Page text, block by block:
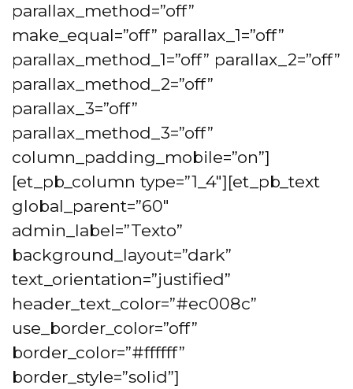
parallax_method=”off”
make_equal=”off” parallax_1=”off”
parallax_method_1=”off” parallax_2=”off”
parallax_method_2=”off”
parallax_3=”off”
parallax_method_3=”off”
column_padding_mobile=”on”]
[et_pb_column type=”1_4″][et_pb_text
global_parent=”60″
admin_label=”Texto”
background_layout=”dark”
text_orientation=”justified”
header_text_color=”#ec008c”
use_border_color=”off”
border_color=”#ffffff”
border_style=”solid”]